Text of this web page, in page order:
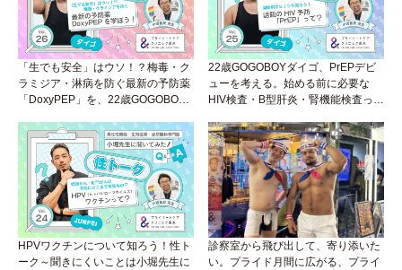
「生でも安全」はウソ！？梅毒・ク
ラミジア・淋病を防ぐ最新の予防薬
「DoxyPEP」を、22歳GOGOBOY
くいことは小堀先生に聞けばイイ！
（Vol.26）
22歳GOGOBOYダイゴ、PrEPデビ
ューを考える。始める前に必要な
HIV検査・B型肝炎・腎機能検査っ
性トーク～聞きにくいことは小堀先
生に聞けばイイ！（Vol.25）
HPVワクチンについて知ろう！性ト
ーク～聞きにくいことは小堀先生に
診察室から飛び出して、寄り添いた
い。プライド月間に広がる、プライ